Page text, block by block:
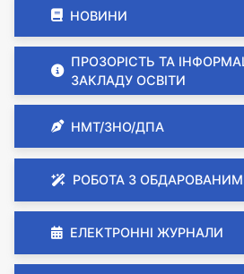
НОВИНИ
ПРОЗОРІСТЬ ТА
ЗАКЛАДУ ОСВІТИ
НМТ/ЗНО/ДПА
РОБОТА З
ЕЛЕКТРОННІ ЖУРНАЛИ